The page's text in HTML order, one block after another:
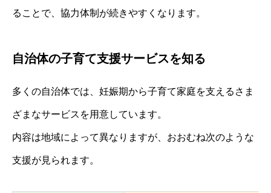
ることで、協力体制が続きやすくなります。
自治体の子育て支援サービスを知る
多くの自治体では、妊娠期から子育て家庭を支えるさま
ざまなサービスを用意しています。
内容は地域によって異なりますが、おおむね次のような
支援が見られます。